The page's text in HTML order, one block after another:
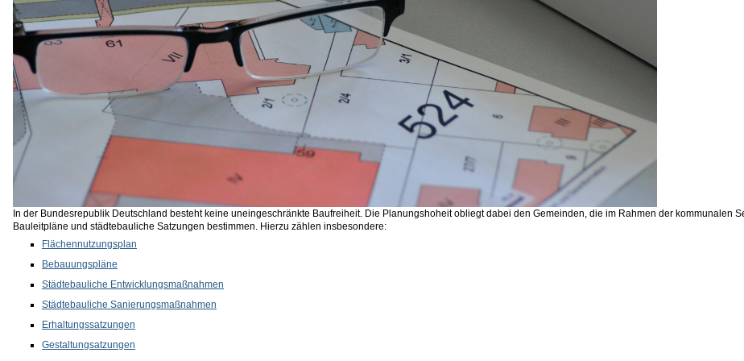
In der Bundesrepublik Deutschland besteht keine uneingeschränkte Baufreiheit. Die Planungshoheit obliegt dabei den Gemeinden, die im Rahmen der kommunalen
Bauleitpläne und städtebauliche Satzungen bestimmen. Hierzu zählen insbesondere:
Flächennutzungsplan
Bebauungspläne
Städtebauliche Entwicklungsmaßnahmen
Städtebauliche Sanierungsmaßnahmen
Erhaltungssatzungen
Gestaltungsatzungen